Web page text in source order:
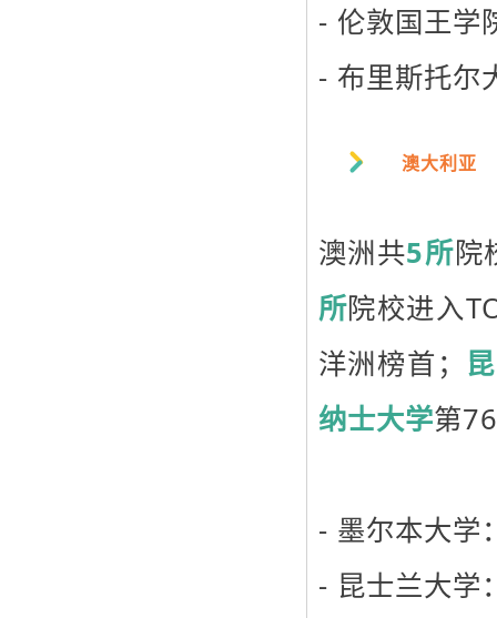
- 伦敦国王学
- 布里斯托尔
澳大利亚
澳洲共5所院
所院校进入
洋洲榜首；
纳士大学第
- 墨尔本大学
- 昆士兰大学